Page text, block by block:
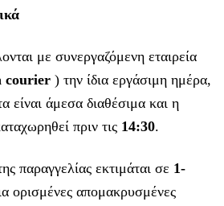
με συνεργαζόμενη εταιρεία
courier ) την ίδια εργάσιμη ημέρα,
είναι άμεσα διαθέσιμα και η
πριν τις 14:30.
παραγγελίας εκτιμάται σε 1-
ορισμένες απομακρυσμένες